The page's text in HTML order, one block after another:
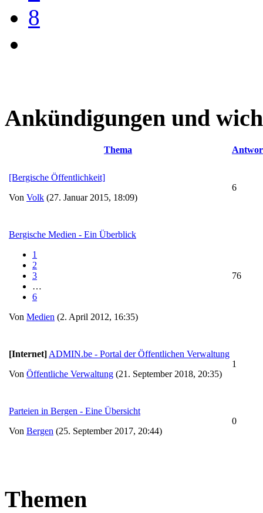
8
Ankündigungen und
Thema
[Bergische Öffentlichkeit]
Von Volk (27. Januar 2015, 18:09)
6
Bergische Medien - Ein Überblick
1
2
3
…
6
Von Medien (2. April 2012, 16:35)
76
[Internet] ADMIN.be - Portal der Öffentlichen Verwaltung
Von Öffentliche Verwaltung (21. September 2018, 20:35)
1
Parteien in Bergen - Eine Übersicht
Von Bergen (25. September 2017, 20:44)
0
Themen